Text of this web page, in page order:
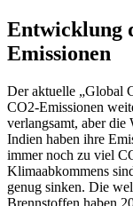
Entwicklung
Emissionen
Der aktuelle „Global
CO2-Emissionen
verlangsamt, aber die
Indien haben ihre
immer noch zu viel
Klimaabkommens
genug sinken. Die
Brennstoffen haben